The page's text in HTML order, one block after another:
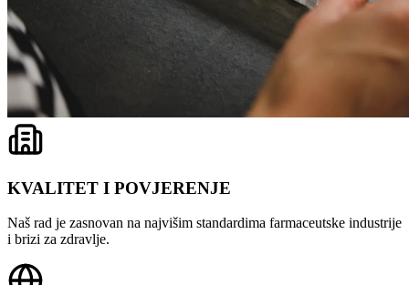
KVALITET I POVJERENJE
Naš rad je zasnovan na najvišim standardima farmaceutske industrije
i brizi za zdravlje.